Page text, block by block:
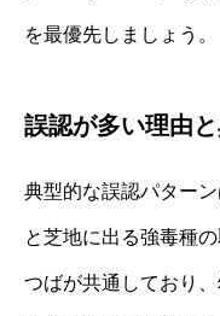
を最優先しましょう。
誤認が多い理由
典型的な誤認パター
と芝地に出る強毒種
つばが共通しており